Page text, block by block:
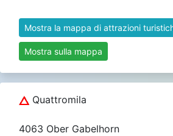
Mostra la mappa di attrazioni
Mostra sulla mappa
Quattromila
4063 Ober Gabelhorn